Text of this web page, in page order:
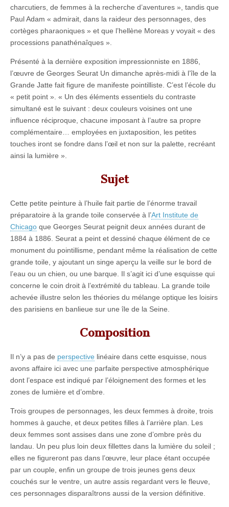
charcutiers, de femmes à la recherche d’aventures », tandis que
Paul Adam « admirait, dans la raideur des personnages, des
cortèges pharaoniques » et que l’hellène Moreas y voyait « des
processions panathénaîques ».
Présenté à la dernière exposition impressionniste en 1886,
l’œuvre de Georges Seurat Un dimanche après-midi à l’île de la
Grande Jatte fait figure de manifeste pointilliste. C’est l’école du
« petit point ». « Un des éléments essentiels du contraste
simultané est le suivant : deux couleurs voisines ont une
influence réciproque, chacune imposant à l’autre sa propre
complémentaire… employées en juxtaposition, les petites
touches iront se fondre dans l’œil et non sur la palette, recréant
ainsi la lumière ».
Sujet
Cette petite peinture à l’huile fait partie de l’énorme travail
préparatoire à la grande toile conservée à l’Art Institute de
Chicago que Georges Seurat peignit deux années durant de
1884 à 1886. Seurat a peint et dessiné chaque élément de ce
monument du pointillisme, pendant même la réalisation de cette
grande toile, y ajoutant un singe aperçu la veille sur le bord de
l’eau ou un chien, ou une barque. Il s’agit ici d’une esquisse qui
concerne le coin droit à l’extrémité du tableau. La grande toile
achevée illustre selon les théories du mélange optique les loisirs
des parisiens en banlieue sur une île de la Seine.
Composition
Il n’y a pas de perspective linéaire dans cette esquisse, nous
avons affaire ici avec une parfaite perspective atmosphérique
dont l’espace est indiqué par l’éloignement des formes et les
zones de lumière et d’ombre.
Trois groupes de personnages, les deux femmes à droite, trois
hommes à gauche, et deux petites filles à l’arrière plan. Les
deux femmes sont assises dans une zone d’ombre près du
landau. Un peu plus loin deux fillettes dans la lumière du soleil ;
elles ne figureront pas dans l’œuvre, leur place étant occupée
par un couple, enfin un groupe de trois jeunes gens deux
couchés sur le ventre, un autre assis regardant vers le fleuve,
ces personnages disparaîtrons aussi de la version définitive.